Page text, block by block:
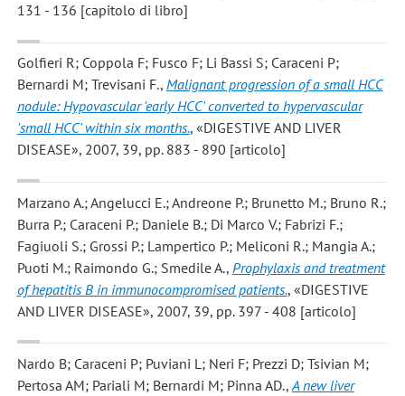
131 - 136 [capitolo di libro]
Golfieri R; Coppola F; Fusco F; Li Bassi S; Caraceni P;
Bernardi M; Trevisani F., Malignant progression of a small HCC
nodule: Hypovascular 'early HCC' converted to hypervascular
'small HCC' within six months., «DIGESTIVE AND LIVER
DISEASE», 2007, 39, pp. 883 - 890 [articolo]
Marzano A.; Angelucci E.; Andreone P.; Brunetto M.; Bruno R.;
Burra P.; Caraceni P.; Daniele B.; Di Marco V.; Fabrizi F.;
Fagiuoli S.; Grossi P.; Lampertico P.; Meliconi R.; Mangia A.;
Puoti M.; Raimondo G.; Smedile A., Prophylaxis and treatment
of hepatitis B in immunocompromised patients., «DIGESTIVE
AND LIVER DISEASE», 2007, 39, pp. 397 - 408 [articolo]
Nardo B; Caraceni P; Puviani L; Neri F; Prezzi D; Tsivian M;
Pertosa AM; Pariali M; Bernardi M; Pinna AD.,A new liver